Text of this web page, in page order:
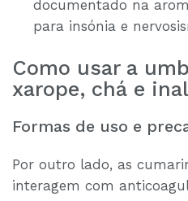
documentado na
para insónia e
Como usar a
xarope, chá e
Formas de uso e
Por outro lado, as
interagem com